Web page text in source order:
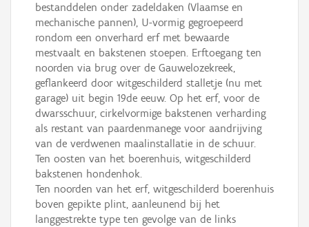
bestanddelen onder zadeldaken (Vlaamse en
mechanische pannen), U-vormig gegroepeerd
rondom een onverhard erf met bewaarde
mestvaalt en bakstenen stoepen. Erftoegang ten
noorden via brug over de Gauwelozekreek,
geflankeerd door witgeschilderd stalletje (nu met
garage) uit begin 19de eeuw. Op het erf, voor de
dwarsschuur, cirkelvormige bakstenen verharding
als restant van paardenmanege voor aandrijving
van de verdwenen maalinstallatie in de schuur.
Ten oosten van het boerenhuis, witgeschilderd
bakstenen hondenhok.
Ten noorden van het erf, witgeschilderd boerenhuis
boven gepikte plint, aanleunend bij het
langgestrekte type ten gevolge van de links